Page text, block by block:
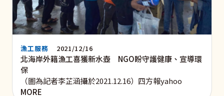
漁工服務 2021/12/16
北海岸外籍漁工喜獲新水壺 NGO盼守護健康、宣導環
保
（圖為記者李芷涵攝於2021.12.16）四方報yahoo
MORE